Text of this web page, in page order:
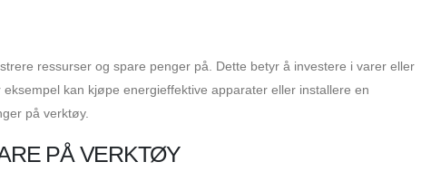
ressurser og spare penger på. Dette betyr å investere i varer eller
kan kjøpe energieffektive apparater eller installere en
på verktøy.
PÅ VERKTØY